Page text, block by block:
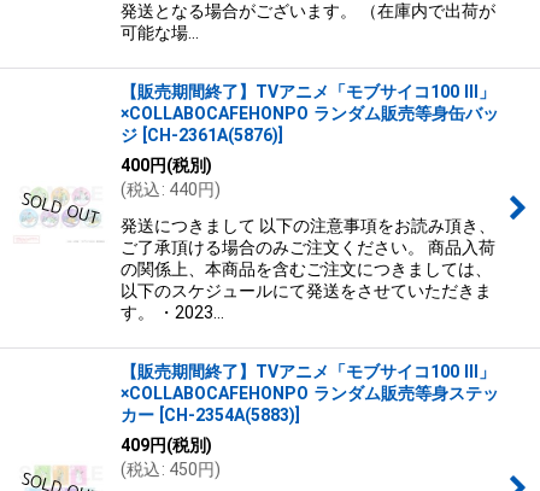
発送となる場合がございます。 （在庫内で出荷が
可能な場…
【販売期間終了】TVアニメ「モブサイコ100 III」
×COLLABOCAFEHONPO ランダム販売等身缶バッ
ジ CH-2361A(5876)
400円(税別)
(税込: 440円)
発送につきまして 以下の注意事項をお読み頂き、
ご了承頂ける場合のみご注文ください。 商品入荷
の関係上、本商品を含むご注文につきましては、
以下のスケジュールにて発送をさせていただきま
す。 ・2023…
【販売期間終了】TVアニメ「モブサイコ100 III」
×COLLABOCAFEHONPO ランダム販売等身ステッ
カー CH-2354A(5883)
409円(税別)
(税込: 450円)